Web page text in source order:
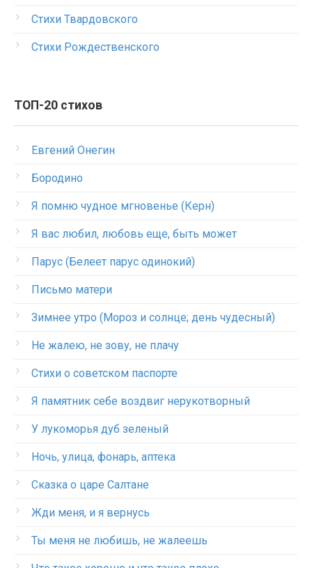
Стихи Твардовского
Стихи Рождественского
ТОП-20 стихов
Евгений Онегин
Бородино
Я помню чудное мгновенье (Керн)
Я вас любил, любовь еще, быть может
Парус (Белеет парус одинокий)
Письмо матери
Зимнее утро (Мороз и солнце; день чудесный)
Не жалею, не зову, не плачу
Стихи о советском паспорте
Я памятник себе воздвиг нерукотворный
У лукоморья дуб зеленый
Ночь, улица, фонарь, аптека
Сказка о царе Салтане
Жди меня, и я вернусь
Ты меня не любишь, не жалеешь